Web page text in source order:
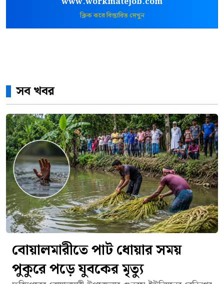
ক্লিক করে বিস্তারিত দেখুন
সব খবর
বোয়ালমারীতে পাট ধোয়ার সময়
পুকুরে পড়ে যুবকের মৃত্যু